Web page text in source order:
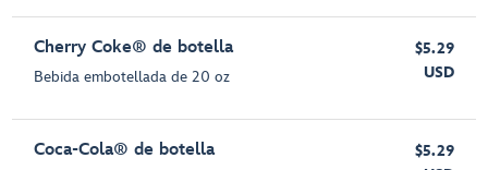
Cherry Coke® de botella
Bebida embotellada de 20 oz
$5.29
USD
Coca-Cola® de botella
$5.29